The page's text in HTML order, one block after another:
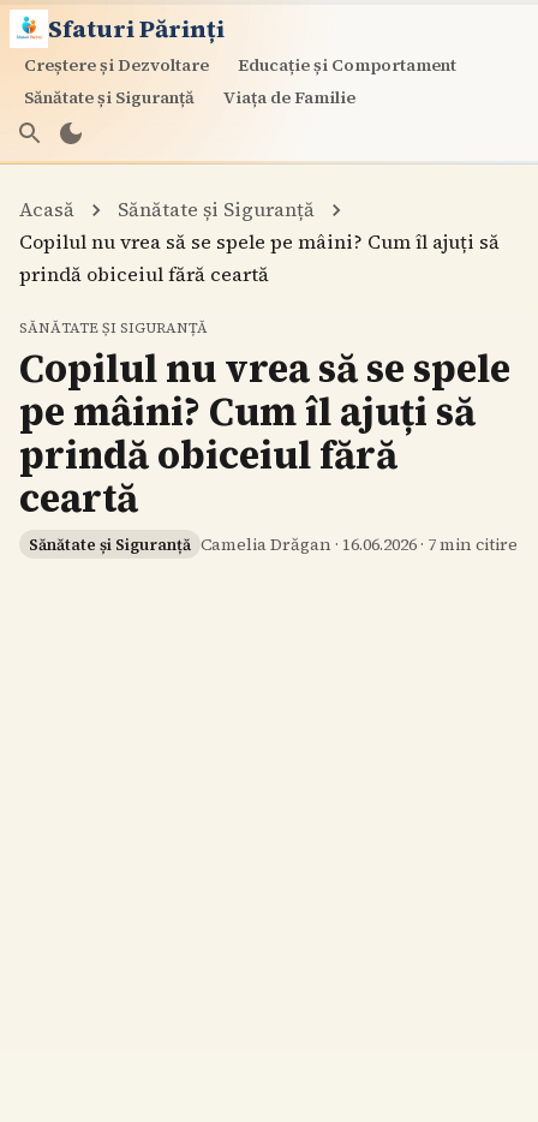
Sfaturi Părinți
Creștere și Dezvoltare
Educație și Comportament
Sănătate și Siguranță
Viața de Familie
Acasă
Sănătate și Siguranță
Copilul nu vrea să se spele pe mâini? Cum îl ajuți să
prindă obiceiul fără ceartă
SĂNĂTATE ȘI SIGURANȚĂ
Copilul nu vrea să se spele
pe mâini? Cum îl ajuți să
prindă obiceiul fără
ceartă
Sănătate și Siguranță Camelia Drăgan · 16.06.2026 · 7min citire